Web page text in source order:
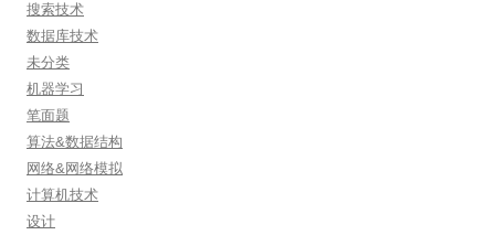
搜索技术
数据库技术
未分类
机器学习
笔面题
算法&数据结构
网络&网络模拟
计算机技术
设计